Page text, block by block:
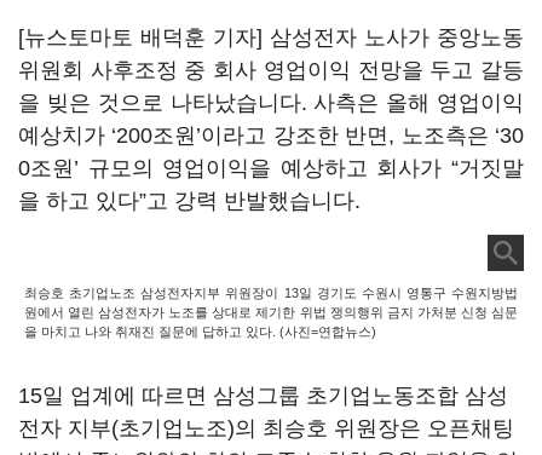
[뉴스토마토 배덕훈 기자] 삼성전자 노사가 중앙노동
위원회 사후조정 중 회사 영업이익 전망을 두고 갈등
을 빚은 것으로 나타났습니다. 사측은 올해 영업이익
예상치가 ‘200조원 ’이라고 강조한 반면, 노조측은 ‘30
0조원 ’ 규모의 영업이익을 예상하고 회사가“거짓말
을 하고 있다”고 강력 반발했습니다.
최승호 초기업노조 삼성전자지부 위원장이 13일 경기도 수원시 영통구 수원지방법
원에서 열린 삼성전자가 노조를 상대로 제기한 위법 쟁의행위 금지 가처분 신청 심문
을 마치고 나와 취재진 질문에 답하고 있다. (사진=연합뉴스)
15일 업계에 따르면 삼성그룹 초기업노동조합 삼성
전자 지부(초기업노조)의 최승호 위원장은 오픈채팅